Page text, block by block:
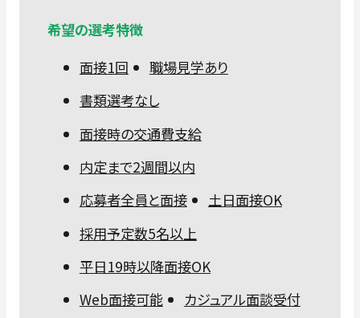
希望の選考特徴
面接1回
職場見学あり
書類選考なし
面接時の交通費支給
内定まで2週間以内
応募者全員と面接
土日面接OK
採用予定数5名以上
平日19時以降面接OK
Web面接可能
カジュアル面談受付